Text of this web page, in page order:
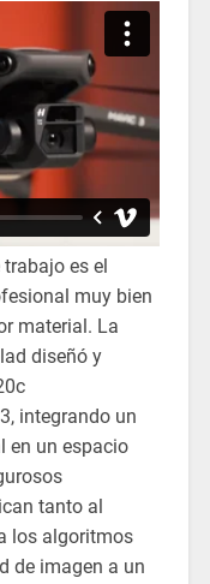
es el
muy bien
material. La
diseñó y
integrando un
en un espacio
tanto al
los algoritmos
de imagen a un